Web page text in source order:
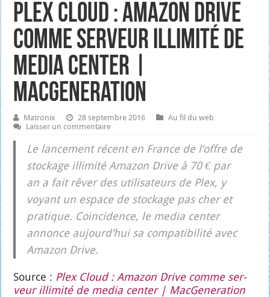
Plex Cloud : Amazon Drive
comme serveur illimité de
media center |
MacGeneration
Matronix 28 septembre 2016
Au fil du web
Laisser un commentaire
Le lan­ce­ment récent en France de l’offre de
sto­ckage illi­mi­té Ama­zon Drive à 70 € par
an a fait rêver des uti­li­sa­teurs de Plex, y
voyant un espace de sto­ckage pas cher et
pra­tique. Coïn­ci­dence, le media cen­ter
annonce aujourd’­hui sa com­pa­ti­bi­li­té avec
Ama­zon Drive.
Source : Plex Cloud : Ama­zon Drive comme ser­
veur illi­mi­té de media cen­ter | Mac­Ge­ne­ra­tion